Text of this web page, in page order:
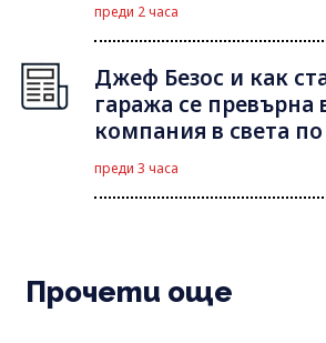
преди 2 часа
Джеф Безос и как
гаража се превърна
компания в света
преди 3 часа
Прочети още